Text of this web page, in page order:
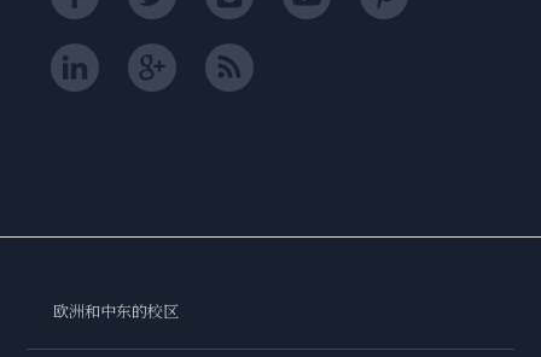
欧洲和中东的校区